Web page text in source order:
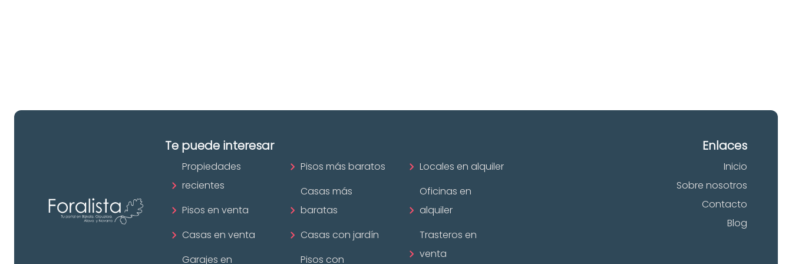
Te puede interesar
Propiedades
recientes
Pisos en venta
Casas en venta
Garajes en
Pisos más baratos
Casas más
baratas
Casas con jardín
Pisos con
Locales en alquiler
Oficinas en
alquiler
Trasteros en
venta
Enlaces
Inicio
Sobre nosotros
Contacto
Blog